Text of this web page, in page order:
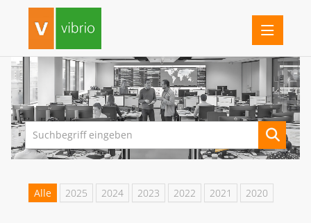
PRESSEINFORMATIONEN
FERRARI ELECTRONIC
G DATA
INOTEC BARCODE SECURITY
Alle 2025 2024 2023 2022 2021 2020